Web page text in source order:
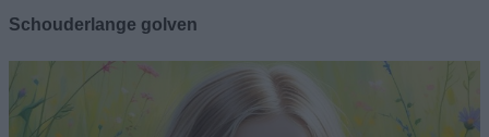
Schouderlange golven